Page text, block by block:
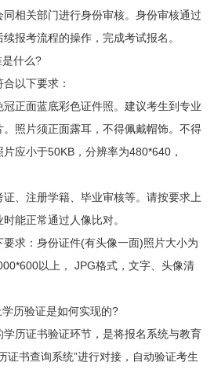
相关部门进行身份审核。身份审核通过
报考流程的操作，完成考试报名。
什么?
以下要求：
正面蓝底彩色证件照。建议考生到专业
照片须正面露耳，不得佩戴帽饰。不得
应小于50KB，分辨率为480*640，
注册学籍、毕业审核等。请按要求上
能正常通过人像比对。
求：身份证件(有头像一面)照片大小为
以上， JPG格式，文字、头像清
学历验证是如何实现的?
学历证书验证环节，是将报名系统与教育
证书查询系统”进行对接，自动验证考生